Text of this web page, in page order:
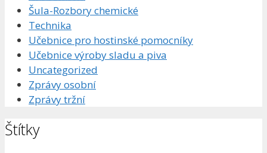
Šula-Rozbory chemické
Technika
Učebnice pro hostinské pomocníky
Učebnice výroby sladu a piva
Uncategorized
Zprávy osobní
Zprávy tržní
Štítky